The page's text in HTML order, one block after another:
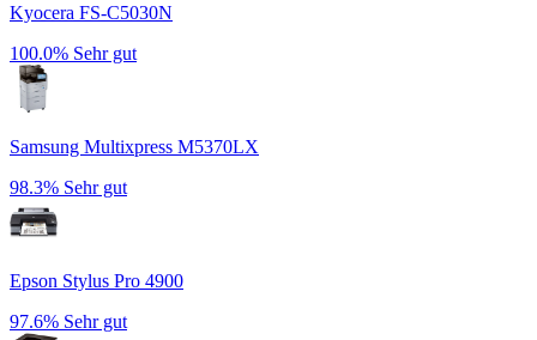
Kyocera FS-C5030N
100.0% Sehr gut
Samsung Multixpress M5370LX
98.3% Sehr gut
Epson Stylus Pro 4900
97.6% Sehr gut